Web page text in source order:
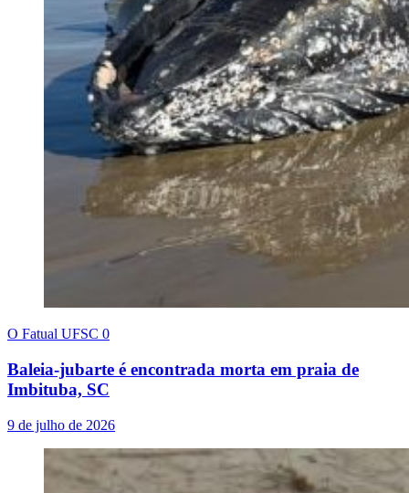
O Fatual UFSC 0
Baleia-jubarte é encontrada morta em praia de
Imbituba, SC
9 de julho de 2026